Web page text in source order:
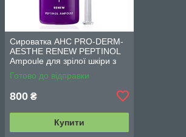
Сироватка AHC PRO-DERM-
AESTHE RENEW PEPTINOL
Ampoule для зрілої шкіри з
ретинолом (10,1 ppm) 30 мл
Готово до відправки
800 ₴
Купити